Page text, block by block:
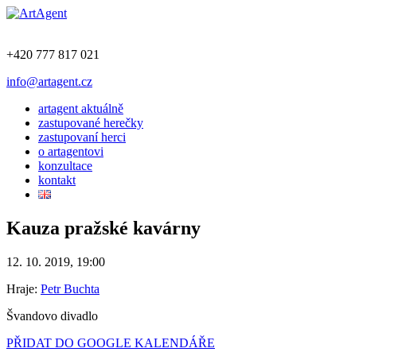
+420 777 817 021
info@artagent.cz
artagent aktuálně
zastupované herečky
zastupovaní herci
o artagentovi
konzultace
kontakt
Kauza pražské kavárny
12. 10. 2019, 19:00
Hraje: Petr Buchta
Švandovo divadlo
PŘIDAT DO GOOGLE KALENDÁŘE